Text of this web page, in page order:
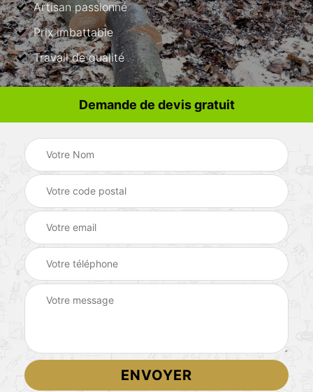
Artisan passionné
Prix imbattable
Travail de qualité
Demande de devis gratuit